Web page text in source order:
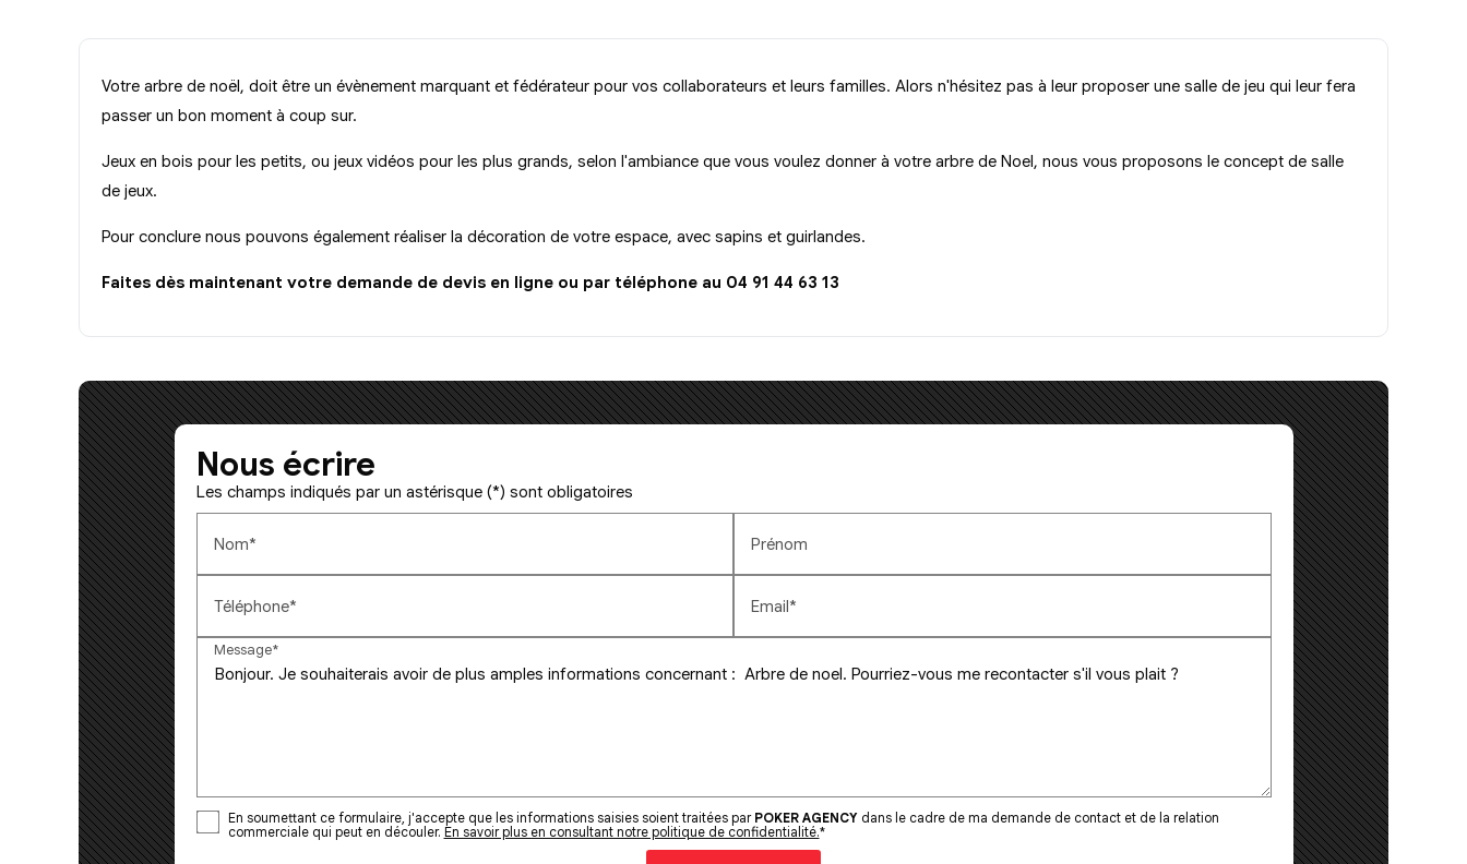
Votre arbre de noël, doit être un évènement marquant et fédérateur pour vos collaborateurs et leurs familles. Alors n'hésitez pas à leur proposer une salle de jeu qui leur fera
passer un bon moment à coup sur.
Jeux en bois pour les petits, ou jeux vidéos pour les plus grands, selon l'ambiance que vous voulez donner à votre arbre de Noel, nous vous proposons le concept de salle
de jeux.
Pour conclure nous pouvons également réaliser la décoration de votre espace, avec sapins et guirlandes.
Faites dès maintenant votre demande de devis en ligne ou par téléphone au 04 91 44 63 13
Nous écrire
Les champs indiqués par un astérisque (*) sont obligatoires
Nom* Prénom
Téléphone* Email*
Message*
En soumettant ce formulaire, j'accepte que les informations saisies soient traitées par POKER AGENCYdans le cadre de ma demande de contact et de la relation
commerciale qui peut en découler. En savoir plus en consultant notre politique de confidentialité.*